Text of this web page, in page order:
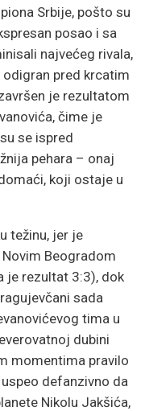
Srbije, pošto su
posao i sa
najvećeg rivala,
odigran pred krcatim
je rezultatom
čime je
se ispred
pehara – onaj
koji ostaje u
težinu, jer je
Beogradom
je rezultat 3:3), dok
sada
tima u
dubini
momentima pravilo
defanzivno da
Nikolu Jakšića,